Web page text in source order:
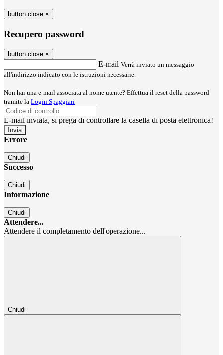
button close ×
Recupero password
button close ×
E-mail Verrà inviato un messaggio
all'indirizzo indicato con le istruzioni necessarie.
Non hai una e-mail associata al nome utente? Effettua il reset della password
tramite la Login Spaggiari
E-mail inviata, si prega di controllare la casella di posta elettronica!
Errore
Chiudi
Successo
Chiudi
Informazione
Chiudi
Attendere...
Attendere il completamento dell'operazione...
Chiudi